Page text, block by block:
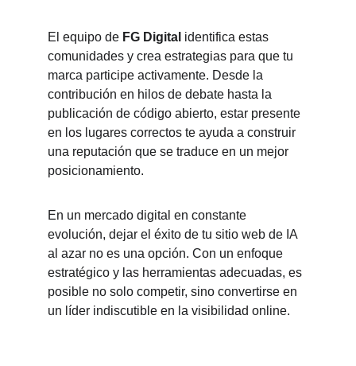
El equipo de FG Digital identifica estas
comunidades y crea estrategias para que tu
marca participe activamente. Desde la
contribución en hilos de debate hasta la
publicación de código abierto, estar presente
en los lugares correctos te ayuda a construir
una reputación que se traduce en un mejor
posicionamiento.
En un mercado digital en constante
evolución, dejar el éxito de tu sitio web de IA
al azar no es una opción. Con un enfoque
estratégico y las herramientas adecuadas, es
posible no solo competir, sino convertirse en
un líder indiscutible en la visibilidad online.